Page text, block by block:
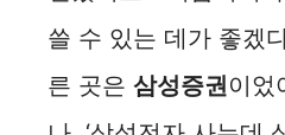
쓸 수 있는 데가 좋겠
른 곳은 삼성증권이었